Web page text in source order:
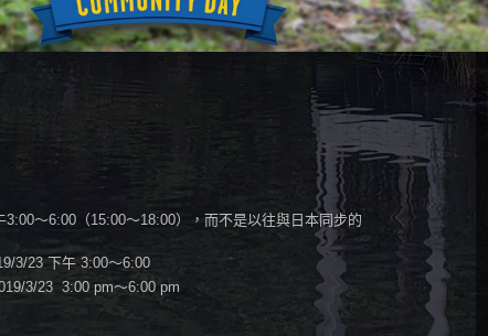
3:00～6:00（15:00～18:00），而不是以往與日本同步的
3/23 下午 3:00～6:00
3/23 3:00 pm～6:00 pm